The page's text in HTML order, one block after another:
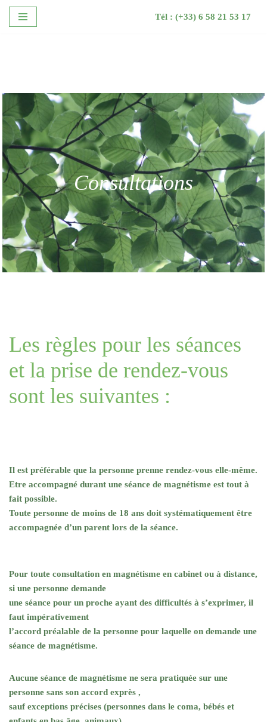
Tél : (+33) 6 58 21 53 17
Consultations
Les règles pour les séances
et la prise de rendez-vous
sont les suivantes :
Il est préférable que la personne prenne rendez-vous elle-même.
Etre accompagné durant une séance de magnétisme est tout à
fait possible.
Toute personne de moins de 18 ans doit systématiquement être
accompagnée d’un parent lors de la séance.
Pour toute consultation en magnétisme en cabinet ou à distance,
si une personne demande
une séance pour un proche ayant des difficultés à s’exprimer, il
faut impérativement
l’accord préalable de la personne pour laquelle on demande une
séance de magnétisme.
Aucune séance de magnétisme ne sera pratiquée sur une
personne sans son accord exprès ,
sauf exceptions précises (personnes dans le coma, bébés et